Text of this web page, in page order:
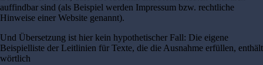
auffindbar sind (als Beispiel werden Impressum bzw. rechtliche
Hinweise einer Website genannt).
Und Übersetzung ist hier kein hypothetischer Fall: Die eigene
Beispielliste der Leitlinien für Texte, die die Ausnahme erfüllen, enthält
wörtlich